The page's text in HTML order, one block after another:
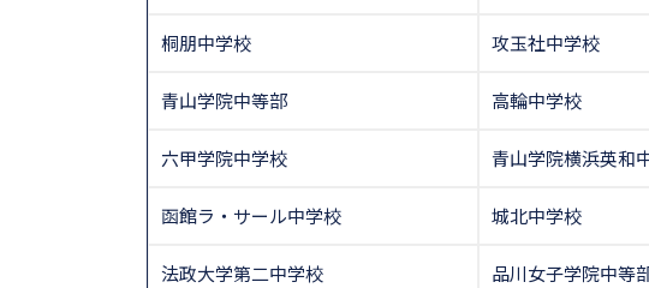
桐朋中学校 攻玉社中学校
青山学院中等部 高輪中学校
六甲学院中学校 青山学院横浜英和
函館ラ・サール中学校 城北中学校
法政大学第二中学校 品川女子学院中等